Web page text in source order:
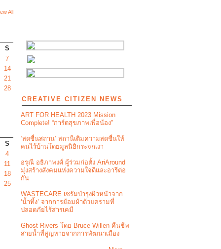
All
S
7
14
21
28
S
4
11
18
25
CREATIVE CITIZEN NEWS
ART FOR HEALTH 2023 Mission
Complete! “การ์ดสุขภาพเพื่อน้อง”
‘สดชื่นสถาน’ สถานีเติมความสดชื่นให้
คนไร้บ้านโดยมูลนิธิกระจกเงา
อรุณี อธิภาพงศ์ ผู้ร่วมก่อตั้ง AriAround
มุ่งสร้างสังคมแห่งความใจดีและอารีต่อ
กัน
WASTECARE เซรัมบำรุงผิวหน้าจาก
‘น้ำทิ้ง’ จากการย้อมผ้าด้วยครามที่
ปลอดภัยไร้สารเคมี
Ghost Rivers โดย Bruce Willen คืนชีพ
สายน้ำที่สูญหายจากการพัฒนาเมือง